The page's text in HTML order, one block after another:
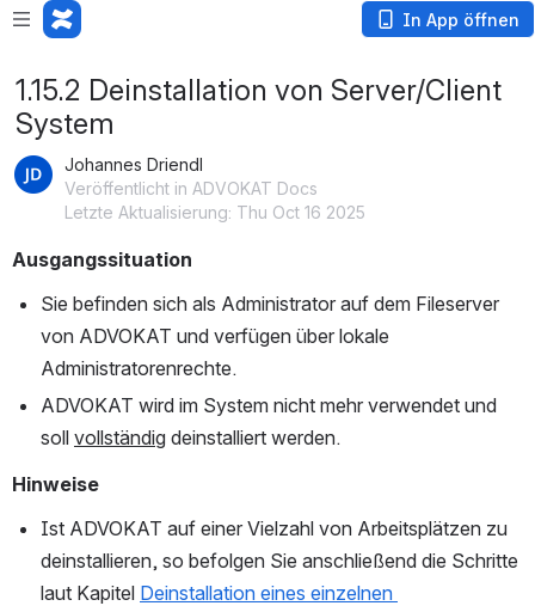
In App öffnen
1.15.2 Deinstallation von Server/Client
System
Johannes Driendl
Veröffentlicht in ADVOKAT Docs
Letzte Aktualisierung: Thu Oct 16 2025
Ausgangssituation
Sie befinden sich als Administrator auf dem Fileserver
von ADVOKAT und verfügen über lokale
Administratorenrechte.
ADVOKAT wird im System nicht mehr verwendet und
soll vollständig deinstalliert werden.
Hinweise
Ist ADVOKAT auf einer Vielzahl von Arbeitsplätzen zu
deinstallieren, so befolgen Sie anschließend die Schritte
laut Kapitel Deinstallation eines einzelnen